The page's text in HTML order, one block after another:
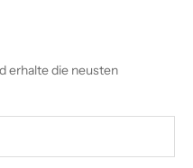
erhalte die neusten